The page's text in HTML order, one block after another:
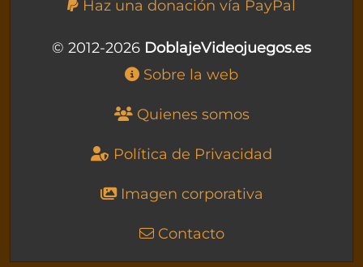
Haz una donación vía PayPal
© 2012-2026 DoblajeVideojuegos.es
Sobre la web
Quienes somos
Política de Privacidad
Imagen corporativa
Contacto